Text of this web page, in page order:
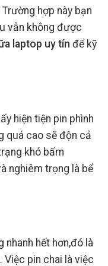
hợp này bạn
vẫn không được
laptop uy tín để kỹ
hiện tiện pin phình
quá cao sẽ độn cả
khó bấm
nghiêm trọng là bể
nhanh hết hơn,đó là
Việc pin chai là việc